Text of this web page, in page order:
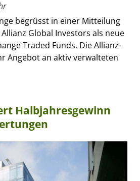
begrüsst in einer Mitteilung
Global Investors als neue
Traded Funds. Die Allianz-
Angebot an aktiv verwalteten
Halbjahresgewinn